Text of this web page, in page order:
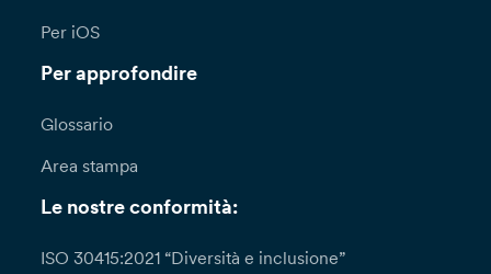
Per iOS
Per approfondire
Glossario
Area stampa
Le nostre conformità:
ISO 30415:2021 “Diversità e inclusione”